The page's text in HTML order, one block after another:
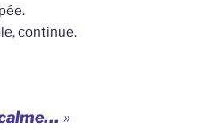
continue.
»